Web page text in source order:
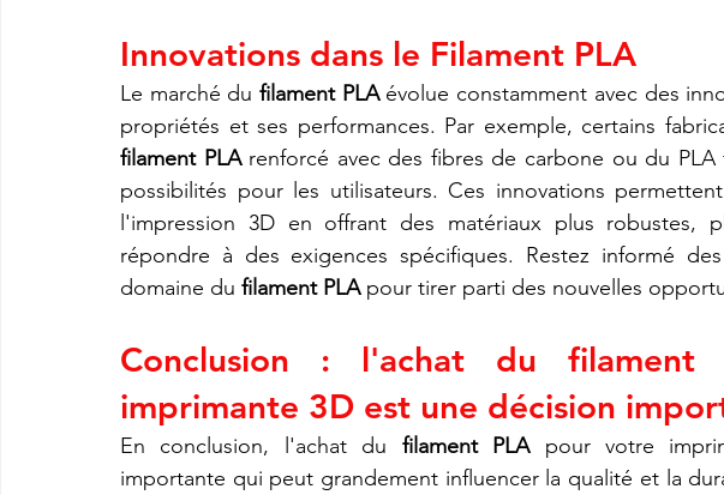
Innovations dans le Filament PLA
Le marché du filament PLA évolue constamment avec des
filament PLA renforcé avec des fibres de carbone ou du PLA
possibilités pour les utilisateurs. Ces innovations
l'impression 3D en offrant des matériaux plus robustes,
répondre à des exigences spécifiques. Restez informé
domaine du filament PLA pour tirer parti des nouvelles
Conclusion : l'achat du filament
imprimante 3D est une décision
En conclusion, l'achat du filament PLA pour votre
importante qui peut grandement influencer la qualité et la